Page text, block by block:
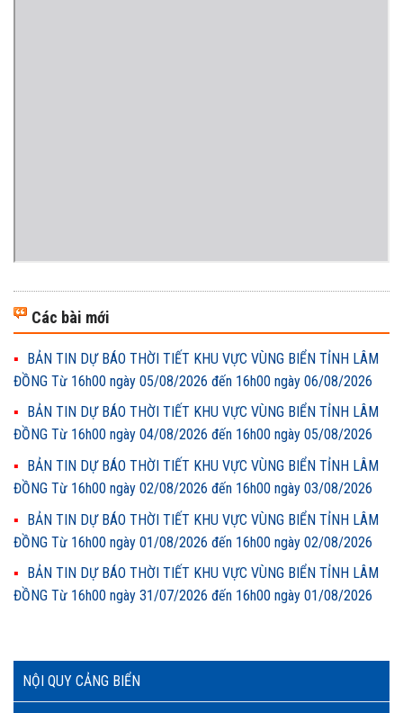
NỘI QUY CẢNG BIỂN
Các bài mới
BẢN TIN DỰ BÁO THỜI TIẾT KHU VỰC VÙNG BIỂN TỈNH LÂM
ĐỒNG Từ 16h00 ngày 05/08/2026 đến 16h00 ngày 06/08/2026
BẢN TIN DỰ BÁO THỜI TIẾT KHU VỰC VÙNG BIỂN TỈNH LÂM
ĐỒNG Từ 16h00 ngày 04/08/2026 đến 16h00 ngày 05/08/2026
BẢN TIN DỰ BÁO THỜI TIẾT KHU VỰC VÙNG BIỂN TỈNH LÂM
ĐỒNG Từ 16h00 ngày 02/08/2026 đến 16h00 ngày 03/08/2026
BẢN TIN DỰ BÁO THỜI TIẾT KHU VỰC VÙNG BIỂN TỈNH LÂM
ĐỒNG Từ 16h00 ngày 01/08/2026 đến 16h00 ngày 02/08/2026
BẢN TIN DỰ BÁO THỜI TIẾT KHU VỰC VÙNG BIỂN TỈNH LÂM
ĐỒNG Từ 16h00 ngày 31/07/2026 đến 16h00 ngày 01/08/2026